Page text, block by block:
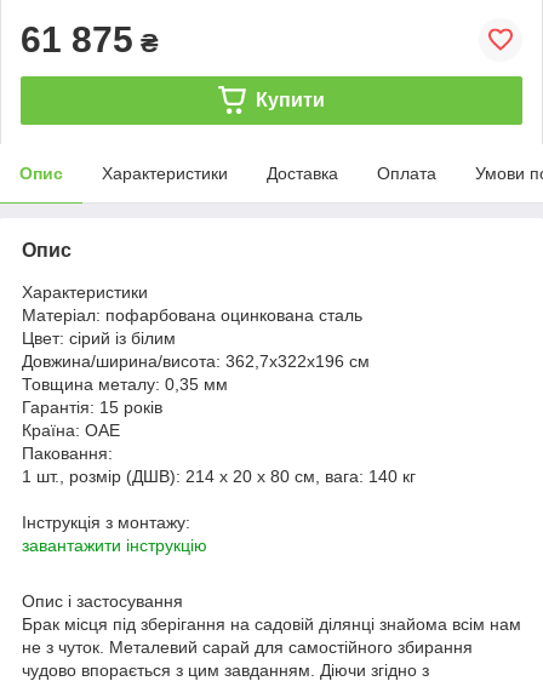
61 875 ₴
Купити
Опис Характеристики Доставка Оплата Умови
Опис
Характеристики
Матеріал: пофарбована оцинкована сталь
Цвет: сірий із білим
Довжина/ширина/висота: 362,7x322x196 cм
Товщина металу: 0,35 мм
Гарантія: 15 років
Країна: ОАЕ
Паковання:
1 шт., розмір (ДШВ): 214 x 20 x 80 см, вага: 140 кг
Інструкція з монтажу:
завантажити інструкцію
Опис і застосування
Брак місця під зберігання на садовій ділянці знайома всім нам
не з чуток. Металевий сарай для самостійного збирання
чудово впорається з цим завданням. Діючи згідно з